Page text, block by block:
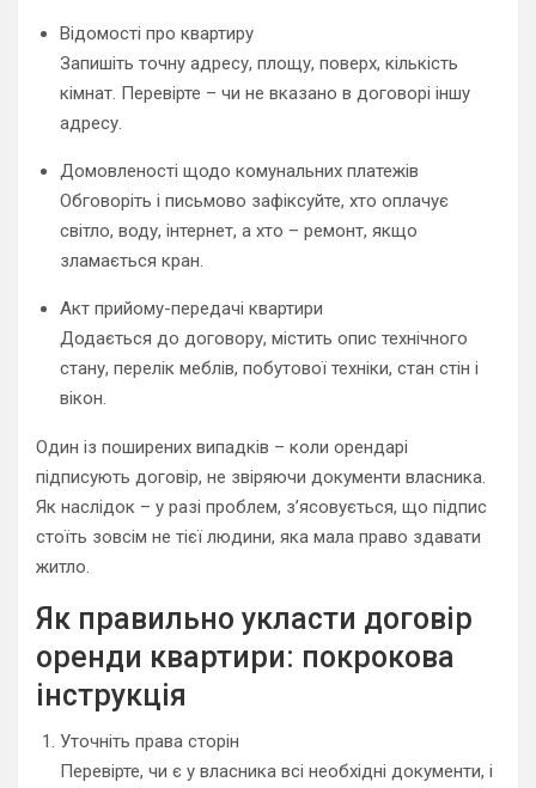
Відомості про квартиру
Запишіть точну адресу, площу, поверх, кількість
кімнат. Перевірте – чи не вказано в договорі іншу
адресу.
Домовленості щодо комунальних платежів
Обговоріть і письмово зафіксуйте, хто оплачує
світло, воду, інтернет, а хто – ремонт, якщо
зламається кран.
Акт прийому-передачі квартири
Додається до договору, містить опис технічного
стану, перелік меблів, побутової техніки, стан стін і
вікон.
Один із поширених випадків – коли орендарі
підписують договір, не звіряючи документи власника.
Як наслідок – у разі проблем, з’ясовується, що підпис
стоїть зовсім не тієї людини, яка мала право здавати
житло.
Як правильно укласти договір
оренди квартири: покрокова
інструкція
Уточніть права сторін
Перевірте, чи є у власника всі необхідні документи, і